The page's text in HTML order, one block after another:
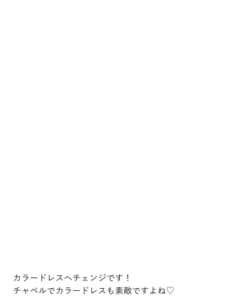
カラードレスへチェンジです！
チャペルでカラードレスも素敵ですよね♡